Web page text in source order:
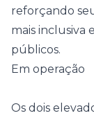
reforçando
mais inclusiva
públicos.
Em operação
Os dois